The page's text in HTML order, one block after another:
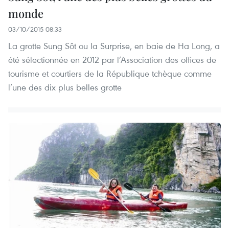
monde
03/10/2015 08:33
La grotte Sung Sôt ou la Surprise, en baie de Ha Long, a
été sélectionnée en 2012 par l’Association des offices de
tourisme et courtiers de la République tchèque comme
l’une des dix plus belles grotte